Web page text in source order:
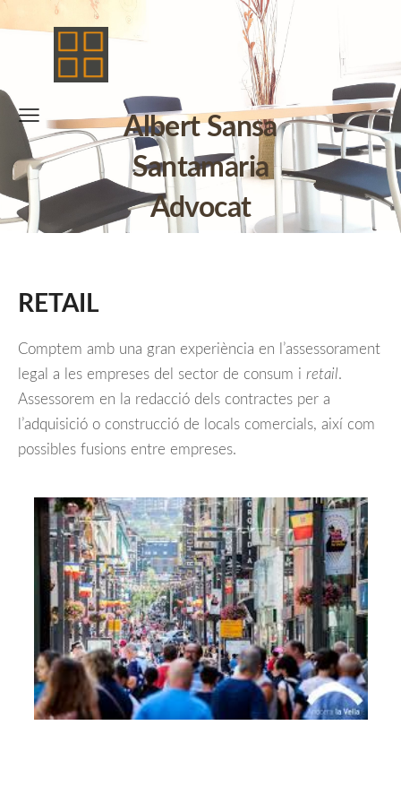
Albert Sansa
Santamaria
Advocat
RETAIL
Comptem amb una gran experiència en l’assessorament
legal a les empreses del sector de consum i retail.
Assessorem en la redacció dels contractes per a
l’adquisició o construcció de locals comercials, així com
possibles fusions entre empreses.